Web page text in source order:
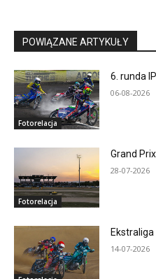
POWIĄZANE ARTYKUŁY
Fotorelacja
6. runda
06-08-2026
Fotorelacja
Grand
28-07-2026
14-07-2026